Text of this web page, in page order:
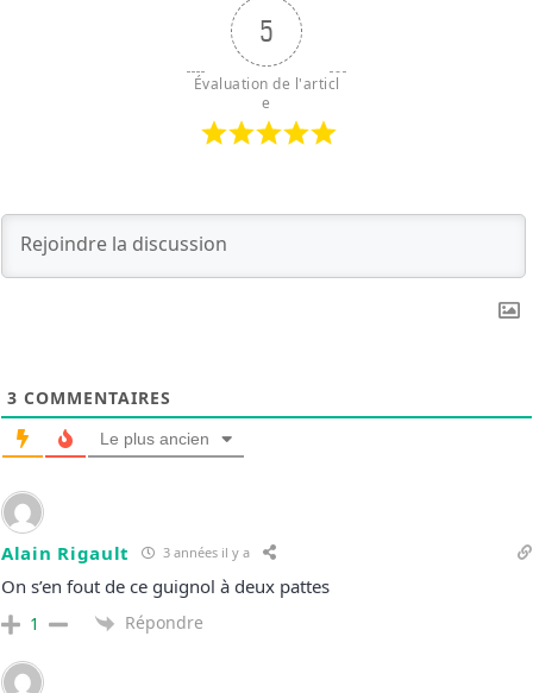
5
Évaluation de l'articl
e
3 COMMENTAIRES
Le plus ancien
Alain Rigault 3 années il y a
On s’en fout de ce guignol à deux pattes
1 Répondre